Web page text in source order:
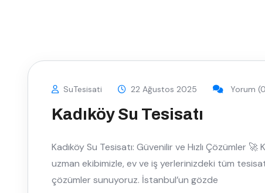
SuTesisati 22 Ağustos 2025 Yorum
Kadıköy Su Tesisatı
Kadıköy Su Tesisatı: Güvenilir ve Hızlı Çözümler
uzman ekibimizle, ev ve iş yerlerinizdeki tüm
çözümler sunuyoruz. İstanbul’un gözde